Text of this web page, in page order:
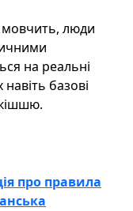
мовчить, люди
на реальні
навіть базові
про правила